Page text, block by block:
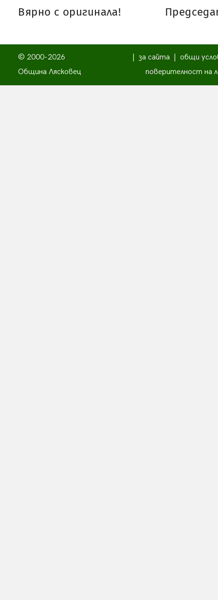
Вярно с оригинала!
© 2000-2026
Община Лясковец
за сайта
общи
поверителност на